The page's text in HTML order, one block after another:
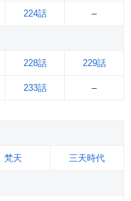
224話 –
228話 229話
233話 –
梵天 三天時代